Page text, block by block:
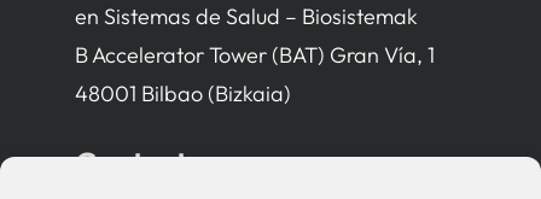
en Sistemas de Salud – Biosistemak
B Accelerator Tower (BAT) Gran Vía, 1
48001 Bilbao (Bizkaia)
Contacto